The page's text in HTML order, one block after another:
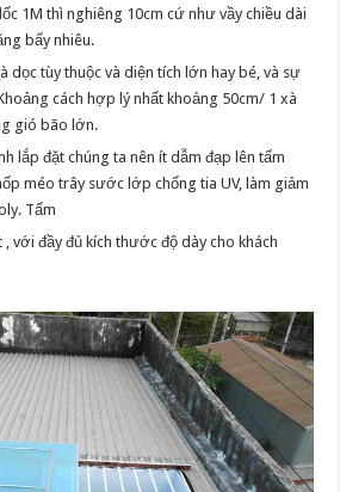
1M thì nghiêng 10cm cứ như vầy chiều dài
bấy nhiêu.
dọc tùy thuộc và diện tích lớn hay bé, và sự
cách hợp lý nhất khoảng 50cm/ 1 xà
gió bão lớn.
lắp đặt chúng ta nên ít dẫm đạp lên tấm
méo trây sước lớp chống tia UV, làm giảm
Tấm
với đầy đủ kích thước độ dày cho khách